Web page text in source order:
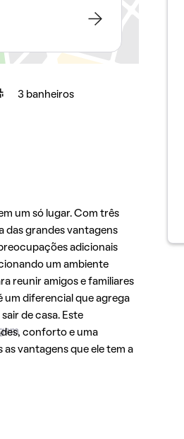
3 banheiros
um só lugar. Com três
das grandes vantagens
adicionais
um ambiente
reunir amigos e familiares
um diferencial que agrega
de casa. Este
conforto e uma
vantagens que ele tem a